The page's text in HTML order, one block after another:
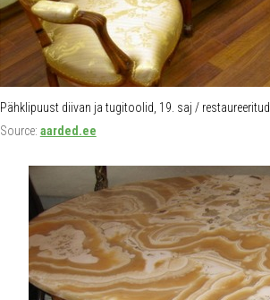
Pähklipuust diivan ja tugitoolid, 19. saj / restaureeritud
Source: aarded.ee